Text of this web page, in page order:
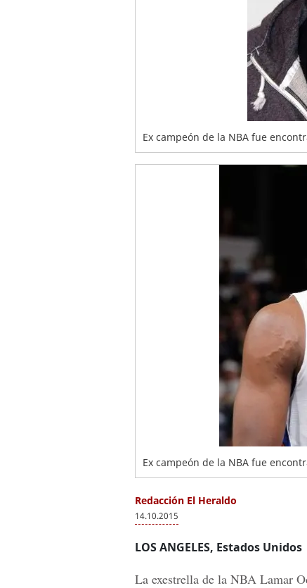
Ex campeón de la NBA fue
Ex campeón de la NBA fue
Redacción El Heraldo
14.10.2015
LOS ANGELES, Estados Unidos
La exestrella de la NBA Lamar